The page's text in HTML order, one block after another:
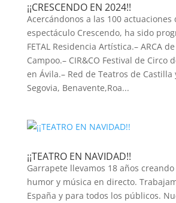
¡¡CRESCENDO EN 2024!!
Acercándonos a las 100 actuaciones
espectáculo Crescendo, ha sido
FETAL Residencia Artística.– ARCA
Campoo.– CIR&CO Festival de Circo
en Ávila.– Red de Teatros de Castilla
Segovia, Benavente,Roa...
¡¡TEATRO EN NAVIDAD!!
Garrapete llevamos 18 años
humor y música en directo.
España y para todos los públicos.